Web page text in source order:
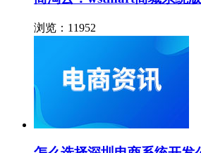
浏览：11952